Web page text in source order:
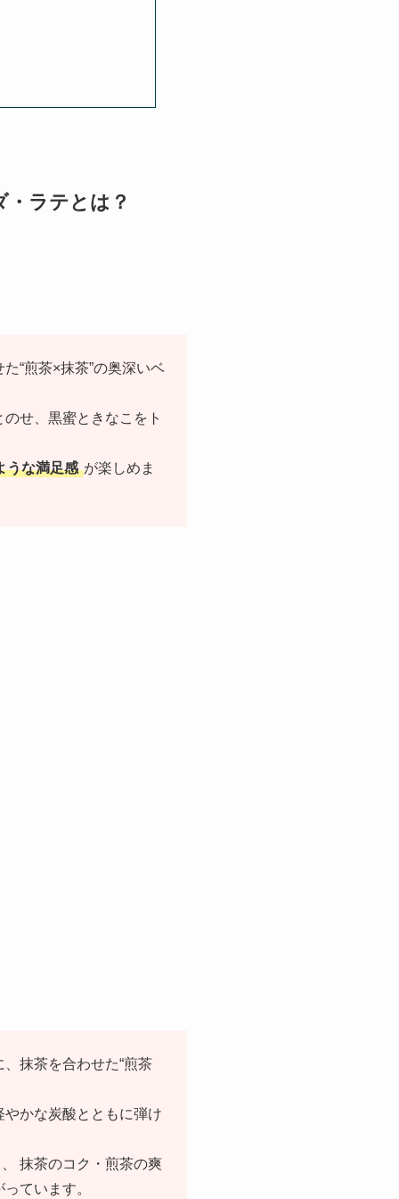
ラテとは？
“煎茶×抹茶”の奥深いベ
せ、黒蜜ときなこをト
うな満足感が楽しめま
抹茶を合わせた“煎茶
かな炭酸とともに弾け
抹茶のコク・煎茶の爽
ています。